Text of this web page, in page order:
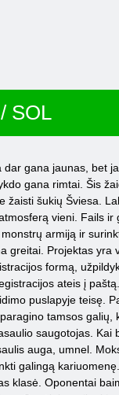
SOL
gana jaunas, bet
gana rimtai. Šis
šukių Šviesa.
vieni. Fails ir
armiją ir
Projektas
formą,
ateis į
puslapyje teisę.
tamsos
saugotojas.
auga, umnel.
galingą
klasė. Oponentai